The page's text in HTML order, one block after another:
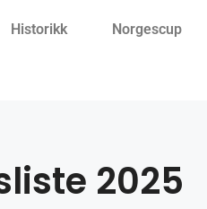
Historikk Norgescup
2025